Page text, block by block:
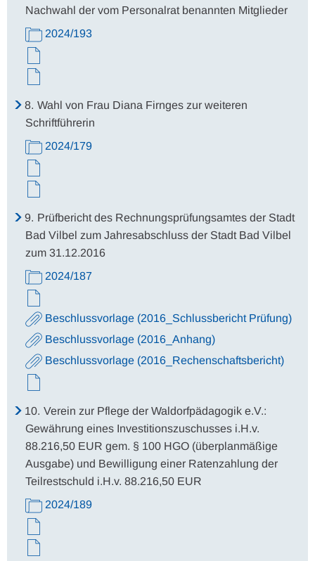
Nachwahl der vom Personalrat benannten Mitglieder
2024/193
8. Wahl von Frau Diana Firnges zur weiteren
Schriftführerin
2024/179
9. Prüfbericht des Rechnungsprüfungsamtes der Stadt
Bad Vilbel zum Jahresabschluss der Stadt Bad Vilbel
zum 31.12.2016
2024/187
Beschlussvorlage (2016_Schlussbericht Prüfung)
Beschlussvorlage (2016_Anhang)
Beschlussvorlage (2016_Rechenschaftsbericht)
10. Verein zur Pflege der Waldorfpädagogik e.V.:
Gewährung eines Investitionszuschusses i.H.v.
88.216,50 EUR gem. § 100 HGO (überplanmäßige
Ausgabe) und Bewilligung einer Ratenzahlung der
Teilrestschuld i.H.v. 88.216,50 EUR
2024/189